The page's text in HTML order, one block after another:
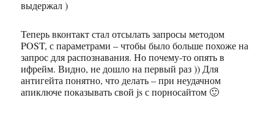
выдержал )
Теперь вконтакт стал отсылать запросы методом
POST, с параметрами – чтобы было больше похоже на
запрос для распознавания. Но почему-то опять в
ифрейм. Видно, не дошло на первый раз )) Для
антигейта понятно, что делать – при неудачном
апиключе показывать свой js с порносайтом 🙂